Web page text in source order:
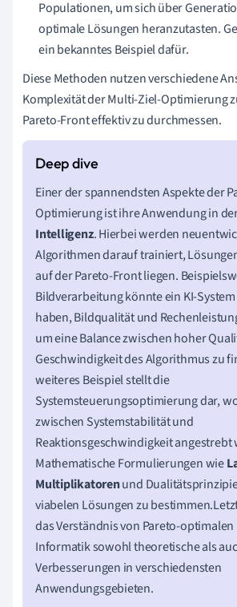
Populationen, um sich über
optimale Lösungen heranzutasten.
ein bekanntes Beispiel dafür.
Diese Methoden nutzen verschiedene
Komplexität der Multi-Ziel-Optimierung
Pareto-Front effektiv zu durchmessen.
Einer der spannendsten Aspekte der
Optimierung ist ihre Anwendung in
Intelligenz. Hierbei werden
Algorithmen darauf trainiert,
auf der Pareto-Front liegen.
Bildverarbeitung könnte ein KI-
haben, Bildqualität und
um eine Balance zwischen hoher
Geschwindigkeit des Algorithmus zu
weiteres Beispiel stellt die
Systemsteuerungsoptimierung dar,
zwischen Systemstabilität und
Reaktionsgeschwindigkeit angestrebt
Mathematische Formulierungen wie
Multiplikatorenund
viabelen Lösungen zu
das Verständnis von Pareto-
Informatik sowohl theoretische als
Verbesserungen in verschiedensten
Anwendungsgebieten.